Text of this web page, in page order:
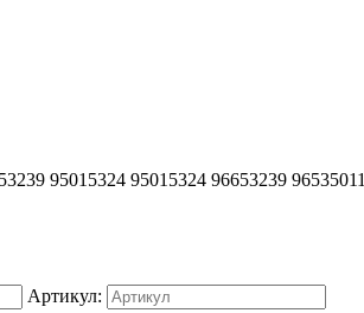
95015324 95015324 96653239 96535011
Артикул: